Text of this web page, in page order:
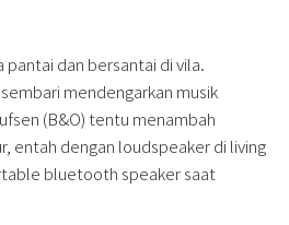
dan bersantai di vila.
mendengarkan musik
(B&O) tentu menambah
entah dengan loudspeaker di living
bluetooth speaker saat